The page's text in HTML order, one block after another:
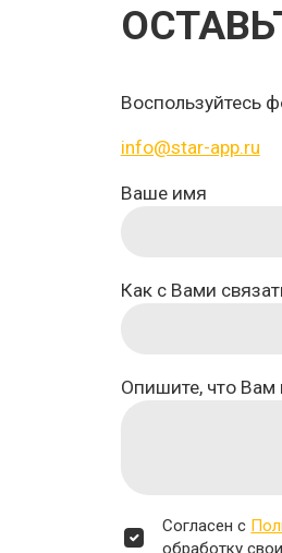
Воспользуйтесь
info@star-app.ru
Ваше имя
Как с Вами
Опишите, что Вам
Согласен с
обработку